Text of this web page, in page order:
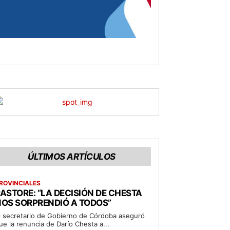
ÚLTIMOS ARTÍCULOS
“LA DECISIÓN DE CHESTA
SORPRENDIÓ A TODOS”
secretario de Gobierno de Córdoba aseguró
la renuncia de Darío Chesta a...